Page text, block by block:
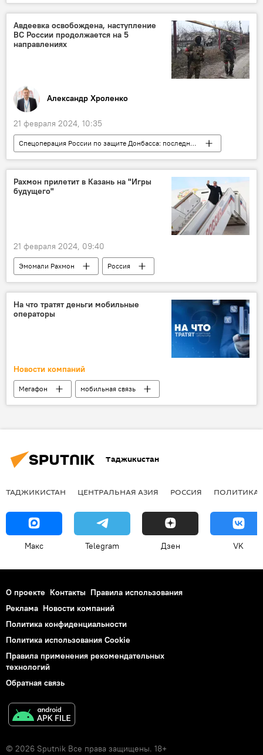
погода в Таджикистане
Таджикистан
Транспорт
ГБАО
Авдеевка освобождена, наступление
ВС России продолжается на 5
направлениях
Александр Хроленко
21 февраля 2024, 10:35
Спецоперация России по защите Донбасса: последние новости
Колумнисты
Аналитика
Россия
конфликт
Рахмон прилетит в Казань на "Игры
будущего"
21 февраля 2024, 09:40
Эмомали Рахмон
Россия
Таджикистан
Спорт
Таджикистан: свежие новости спорта
На что тратят деньги мобильные
операторы
Новости компаний
Мегафон
мобильная связь
Таджикистан
сотовый оператор
Таджикистан
ТАДЖИКИСТАН ЦЕНТРАЛЬНАЯ АЗИЯ РОССИЯ ПОЛИТИКА
Макс Telegram Дзен VK
О проекте Контакты Правила использования
Реклама Новости компаний
Политика конфиденциальности
Политика использования Cookie
Правила применения рекомендательных
технологий
Обратная связь
© 2026 Sputnik Все права защищены. 18+